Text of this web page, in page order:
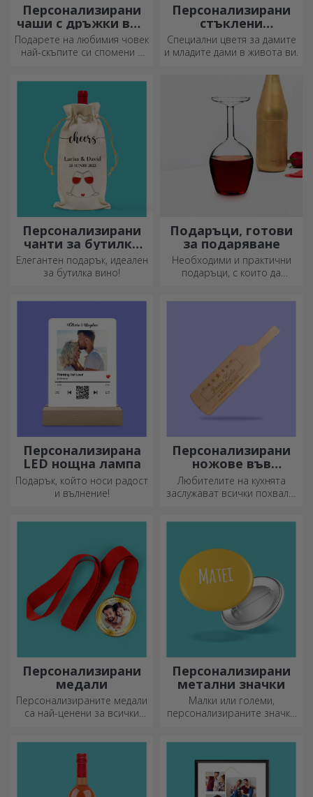
Персонализирани
чаши с дръжки във
формата на сърце
Подарете на любимия човек
най-скъпите си спомени с
сърце.
Персонализирани
стъклени
орнаменти с
консервирани
цветя
Специални цветя за дамите
и младите дами в живота ви.
Персонализирани
чанти за бутилки
вино
Елегантен подарък, идеален
за бутилка вино!
Подаръци, готови
за подаряване
Необходими и практични
подаръци, с които да
Персонализирана
LED нощна лампа
Подарък, който носи радост
и вълнение!
Персонализирани
ножове във
формата на
бутилка
Любителите на кухнята
заслужават всички похвали.
Персонализирани
медали
Персонализираните медали
са най-ценени за всички
признайте заслугите им!
Персонализирани
метални значки
Малки или големи,
персонализираните значки
който носи късмет, усмивки
и добро настроение!